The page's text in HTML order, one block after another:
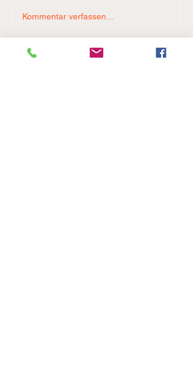
Game 5. Final Four. 🚨
Kommentar verfassen...